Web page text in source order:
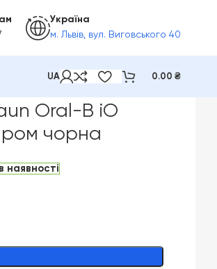
Україна
м. Львів, вул. Виговського 40
UA 0.00 ₴
Oral-B iO
чорна
наявності